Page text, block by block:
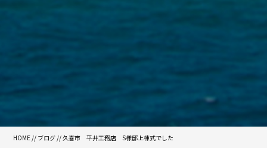
HOME // ブログ // 久喜市 平井工務店 S様邸上棟式でした